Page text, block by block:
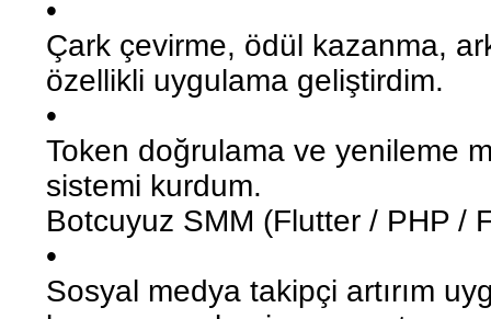
•
Çark çevirme, ödül kazanma,
özellikli uygulama geliştirdim.
•
Token doğrulama ve yenileme
sistemi kurdum.
Botcuyuz SMM (Flutter / PHP /
•
Sosyal medya takipçi artırım